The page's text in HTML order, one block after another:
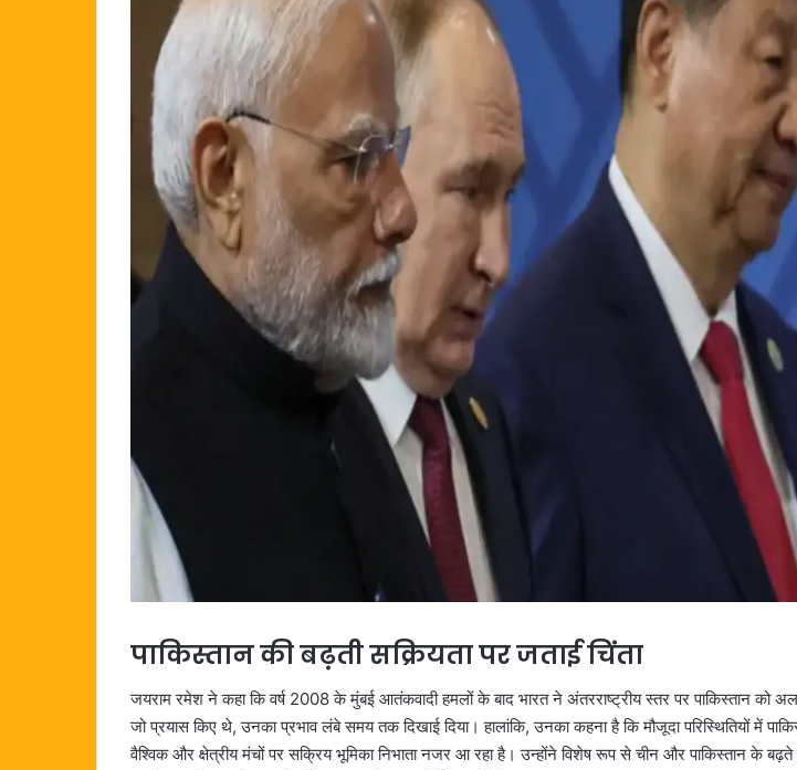
पाकिस्तान की बढ़ती सक्रियता पर जताई चिंता
जयराम रमेश ने कहा कि वर्ष 2008 के मुंबई आतंकवादी हमलों के बाद भारत ने अंतरराष्ट्रीय स्तर पर पाकिस्तान
जो प्रयास किए थे, उनका प्रभाव लंबे समय तक दिखाई दिया। हालांकि, उनका कहना है कि मौजूदा परिस्थितियों में
वैश्विक और क्षेत्रीय मंचों पर सक्रिय भूमिका निभाता नजर आ रहा है। उन्होंने विशेष रूप से चीन और पाकिस्तान के